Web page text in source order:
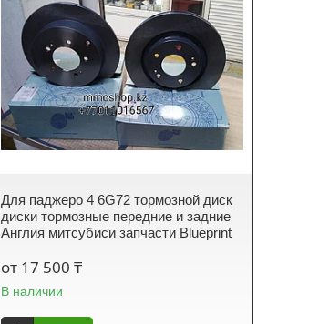
Для паджеро 4 6G72 тормозной диск
диски тормозные передние и задние
Англия митсубиси запчасти Blueprint
от 17 500 ₸
В наличии